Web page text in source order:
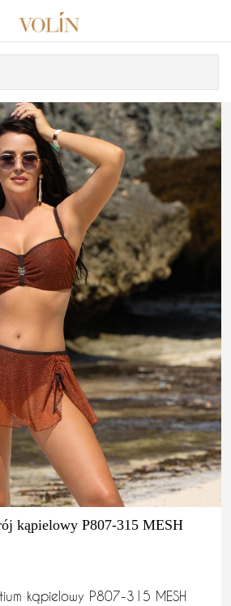
kąpielowy P807-315 MESH
kąpielowy P807-315 MESH